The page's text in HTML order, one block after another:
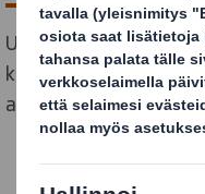
Uusi hyllyvalmis
kustannussäästöt
ansiosta päästöt